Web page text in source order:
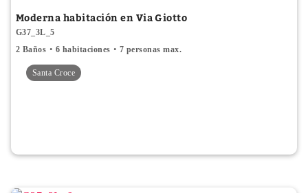
Moderna habitación en Via Giotto
G37_3L_5
2 Baños
6 habitaciones 7 personas max.
Santa Croce